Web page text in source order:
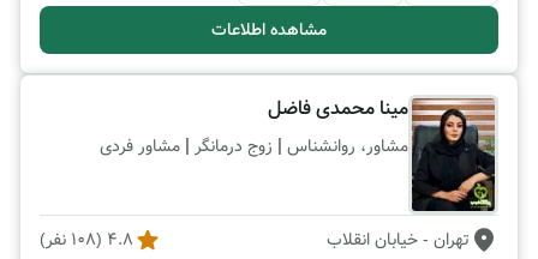
مشاهده اطلاعات
مینا محمدی فاضل
مشاور، روانشناس | زوج درمانگر | مشاور فردی
تهران - خیابان انقلاب 4.8
(
108 نفر)